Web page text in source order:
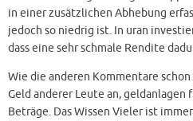
in einer zusätzlichen Abhebung
jedoch so niedrig ist. In uran
dass eine sehr schmale Rendite
Wie die anderen Kommentare
Geld anderer Leute an, geldanlagen
Beträge. Das Wissen Vieler ist